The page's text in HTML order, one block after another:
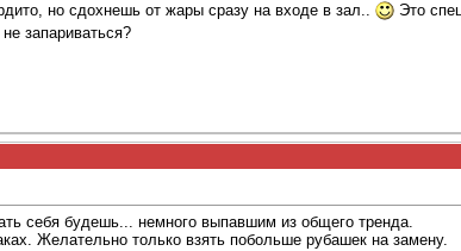
но сдохнешь от жары сразу на входе в зал..
Это
запариваться?
себя будешь... немного выпавшим из общего тренда.
Желательно только взять побольше рубашек на замену.